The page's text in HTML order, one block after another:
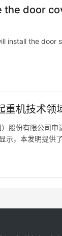
door
install the door
重机技术领
股份有限公司申
，本发明提供